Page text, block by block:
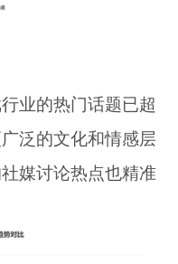
业的热门话题已超
泛的文化和情感层
媒讨论热点也精准